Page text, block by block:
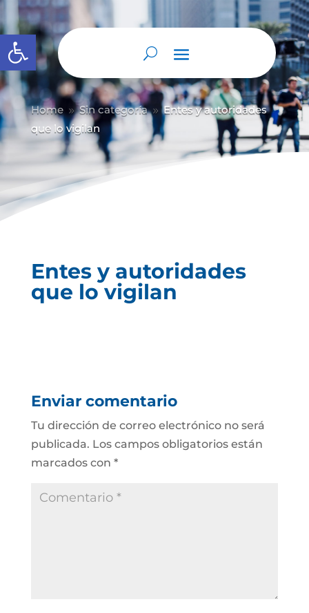
Abrir barra de herramientas
Home 9 Sin categoría 9 Entes y autoridades
que lo vigilan
Entes y autoridades
que lo vigilan
Enviar comentario
Tu dirección de correo electrónico no será
publicada. Los campos obligatorios están
marcados con *